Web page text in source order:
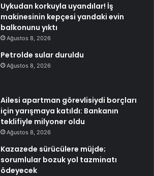
Uykudan korkuyla uyandılar! İş
makinesinin kepçesi yandaki evin
balkonunu yıktı
Ağustos 8, 2026
Petrolde sular duruldu
Ağustos 8, 2026
Ailesi apartman görevlisiydi borçları
için yarışmaya katıldı: Bankanın
teklifiyle milyoner oldu
Ağustos 8, 2026
Kazazede sürücülere müjde;
sorumlular bozuk yol tazminatı
ödeyecek